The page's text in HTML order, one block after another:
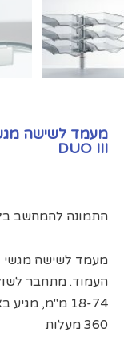
DUO III
התמונה להמחשב
מעמד לשישה מגשי
העמוד. מתחבר
18-74 מ"מ,
360 מעלות